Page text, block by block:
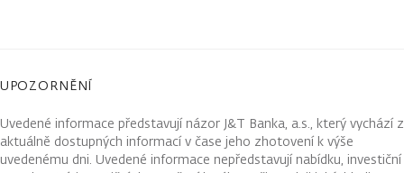
UPOZORNĚNÍ
Uvedené informace představují názor J&T Banka, a.s., který vychází z
aktuálně dostupných informací v čase jeho zhotovení k výše
uvedenému dni. Uvedené informace nepředstavují nabídku, investiční